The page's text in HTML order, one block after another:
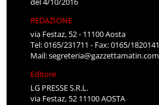
REDAZIONE
via Festaz, 52 - 11100 Aosta
Tel: 0165/231711 - Fax: 0165/1820141
Mail:segreteria@gazzettamatin.com
Editore
LG PRESSE S.R.L.
via Festaz, 52 11100 AOSTA